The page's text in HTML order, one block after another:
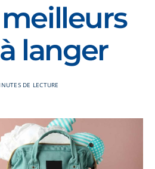
meilleurs
langer
DE LECTURE